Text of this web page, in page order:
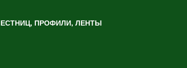
ПРОФИЛИ, ЛЕНТЫ